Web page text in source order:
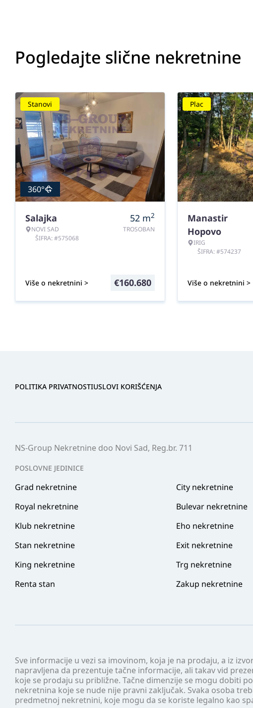
Pogledajte slične nekretnine
Stanovi
360°
Salajka
NOVI SAD
ŠIFRA: #575068
52 m2
TROSOBAN
Više o nekretnini > €160.680
Plac
Manastir
Hopovo
IRIG
ŠIFRA: #574237
Više o nekretnini >
POLITIKA PRIVATNOSTIUSLOVI KORIŠĆENJA
Sve informacije u vezi sa imovinom, koja je na prodaju, a iz
napravljena da prezentuje tačne informacije, ali takav vid
koje se prodaju su približne. Tačne dimenzije se mogu dobiti
nekretnina koje se nude nije pravni zaključak. Svaka osoba
predmetnoj nekretnini, koje mogu da se koriste legalno kao
NS-Group Nekretnine doo Novi Sad, Reg.br. 711
POSLOVNE JEDINICE
Grad nekretnine City nekretnine
Royal nekretnine
Bulevar nekretnine
Klub nekretnine
Eho nekretnine
Stan nekretnine
Exit nekretnine
King nekretnine
Trg nekretnine
Renta stan
Zakup nekretnine